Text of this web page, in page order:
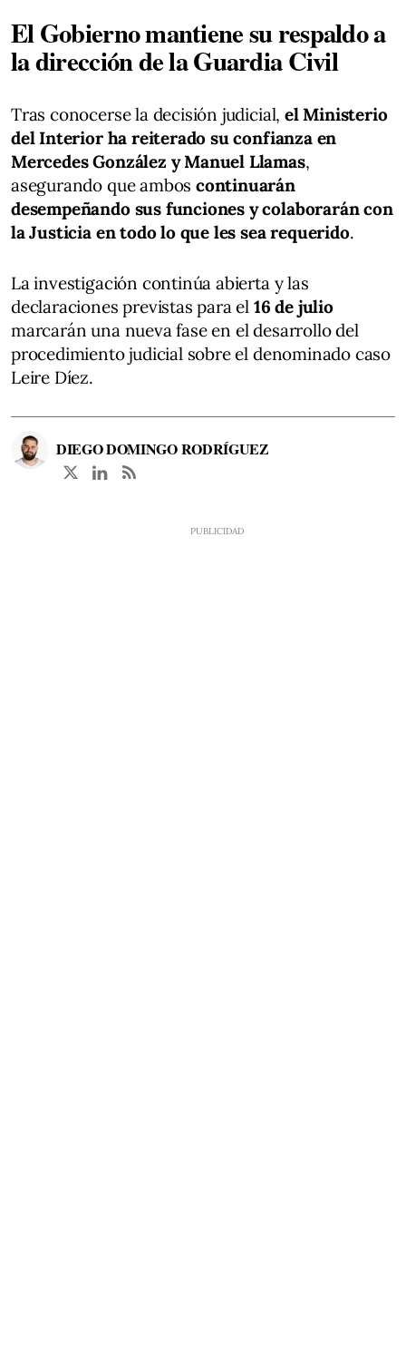
El Gobierno mantiene su respaldo a
la dirección de la Guardia Civil
Tras conocerse la decisión judicial, el Ministerio
del Interior ha reiterado su confianza en
Mercedes González y Manuel Llamas,
asegurando que amboscontinuarán
desempeñando sus funciones y colaborarán con
la Justicia en todo lo que les sea requerido.
La investigación continúa abierta y las
declaraciones previstas para el 16 de julio
marcarán una nueva fase en el desarrollo del
procedimiento judicial sobre el denominado caso
Leire Díez.
DIEGO DOMINGO RODRÍGUEZ